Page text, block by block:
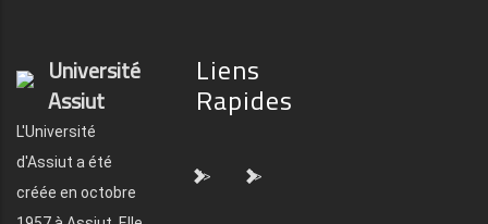
Université
Assiut
L'Université
d'Assiut a été
créée en octobre
Liens
Rapides
"> ">